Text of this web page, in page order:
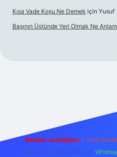
Kısa Vade Koşu Ne Demek için Yusuf
Başının Üstünde Yeri Olmak Ne
Reklam ve İletişim: E-mail:
forumhizmeti@gmail.com